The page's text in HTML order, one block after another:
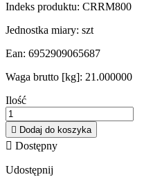
Indeks produktu: CRRM800
Jednostka miary: szt
Ean: 6952909065687
Waga brutto [kg]: 21.000000
Ilość
 Dodaj do koszyka
 Dostępny
Udostępnij